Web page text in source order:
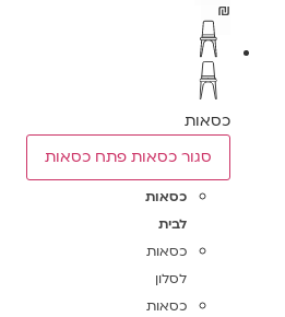
₪
כסאות
סגור כסאות פתח כסאות
כסאות
לבית
כסאות
לסלון
כסאות